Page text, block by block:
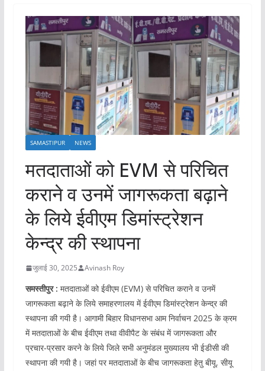
SAMASTIPUR NEWS
मतदाताओं को EVM से परिचित
कराने व उनमें जागरूकता बढ़ाने
के लिये ईवीएम डिमांस्ट्रेशन
केन्द्र की स्थापना
जुलाई 30, 2025 Avinash Roy
समस्तीपुर : मतदाताओं को ईवीएम (EVM) से परिचित कराने व उनमें
जागरूकता बढ़ाने के लिये समाहरणालय में ईवीएम डिमांस्ट्रेशन केन्द्र की
स्थापना की गयी है। आगामी बिहार विधानसभा आम निर्वाचन 2025 के क्रम
में मतदाताओं के बीच ईवीएम तथा वीवीपैट के संबंध में जागरूकता और
प्रचार-प्रसार करने के लिये जिले सभी अनुमंडल मुख्यालय भी ईडीसी की
स्थापना की गयी है। जहां पर मतदाताओं के बीच जागरूकता हेतु बीयू, सीयू